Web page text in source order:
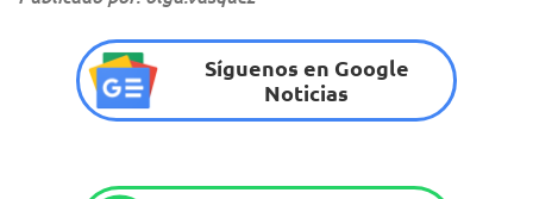
Síguenos en Google
Noticias